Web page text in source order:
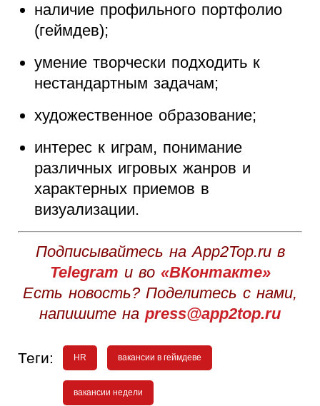
наличие профильного портфолио
(геймдев);
умение творчески подходить к
нестандартным задачам;
художественное образование;
интерес к играм, понимание
различных игровых жанров и
характерных приемов в
визуализации.
Подписывайтесь на App2Top.ru в
Telegram и во «ВКонтакте»
Есть новость? Поделитесь с нами,
напишите на press@app2top.ru
Теги: HR вакансии в геймдеве
вакансии недели